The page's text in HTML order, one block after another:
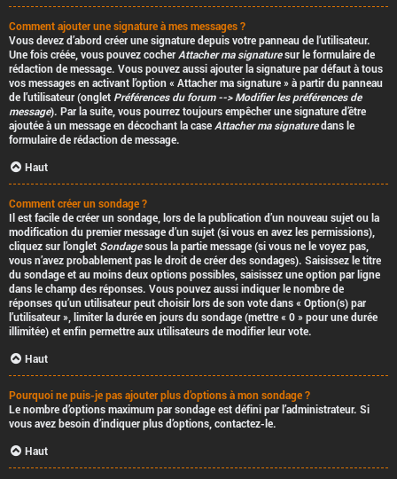
Comment ajouter une signature à mes messages ?
Vous devez d’abord créer une signature depuis votre panneau de l’utilisateur.
Une fois créée, vous pouvez cocher Attacher ma signaturesur le formulaire de
rédaction de message. Vous pouvez aussi ajouter la signature par défaut à tous
vos messages en activant l’option « Attacher ma signature » à partir du panneau
de l’utilisateur (onglet Préférences du forum --> Modifier les préférences de
message). Par la suite, vous pourrez toujours empêcher une signature d’être
ajoutée à un message en décochant la case Attacher ma signaturedans le
formulaire de rédaction de message.
Haut
Comment créer un sondage ?
Il est facile de créer un sondage, lors de la publication d’un nouveau sujet ou la
modification du premier message d’un sujet (si vous en avez les permissions),
cliquez sur l’onglet Sondagesous la partie message (si vous ne le voyez pas,
vous n’avez probablement pas le droit de créer des sondages). Saisissez le titre
du sondage et au moins deux options possibles, saisissez une option par ligne
dans le champ des réponses. Vous pouvez aussi indiquer le nombre de
réponses qu’un utilisateur peut choisir lors de son vote dans « Option(s) par
l’utilisateur », limiter la durée en jours du sondage (mettre « 0 » pour une durée
illimitée) et enfin permettre aux utilisateurs de modifier leur vote.
Haut
Pourquoi ne puis-je pas ajouter plus d’options à mon sondage ?
Le nombre d’options maximum par sondage est défini par l’administrateur. Si
vous avez besoin d’indiquer plus d’options, contactez-le.
Haut